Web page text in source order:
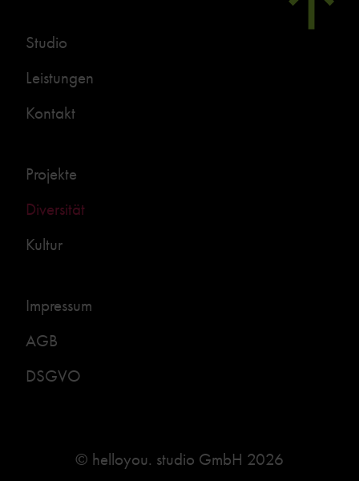
Studio
Leistungen
Kontakt
Projekte
Diversität
Kultur
Impressum
AGB
DSGVO
© helloyou. studio GmbH 2026